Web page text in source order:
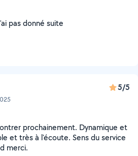
pas donné suite
5/5
prochainement. Dynamique et
et très à l'écoute. Sens du service
merci.